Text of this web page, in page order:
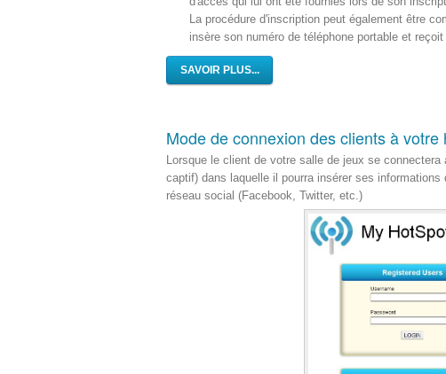
La procédure d'inscription peut également être
insère son numéro de téléphone portable et
SAVOIR PLUS...
Mode de connexion des clients à votre
Lorsque le client de votre salle de jeux se
captif) dans laquelle il pourra insérer ses
réseau social (Facebook, Twitter, etc.)